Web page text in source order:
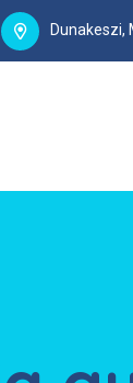
Dunakeszi,